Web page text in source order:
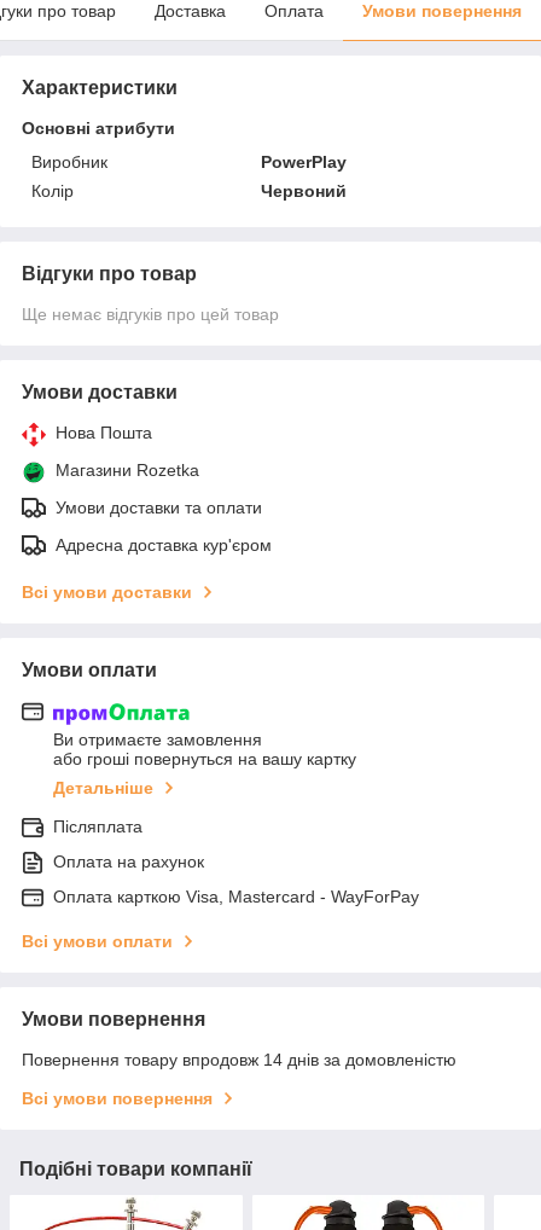
про товар Доставка Оплата Умови повернення
Характеристики
Основні атрибути
Виробник
PowerPlay
Колір
Червоний
Відгуки про товар
Ще немає відгуків про цей товар
Умови доставки
Нова Пошта
Магазини Rozetka
Умови доставки та оплати
Адресна доставка кур'єром
Всі умови доставки
Умови оплати
Ви отримаєте замовлення
або гроші повернуться на вашу картку
Детальніше
Післяплата
Оплата на рахунок
Оплата карткою Visa, Mastercard - WayForPay
Всі умови оплати
Умови повернення
Повернення товару впродовж 14 днів за домовленістю
Всі умови повернення
Подібні товари компанії